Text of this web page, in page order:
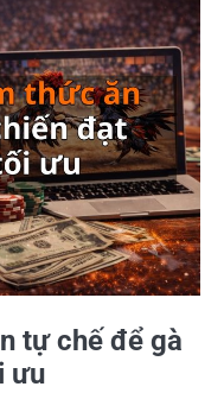
tự chế để gà
ưu